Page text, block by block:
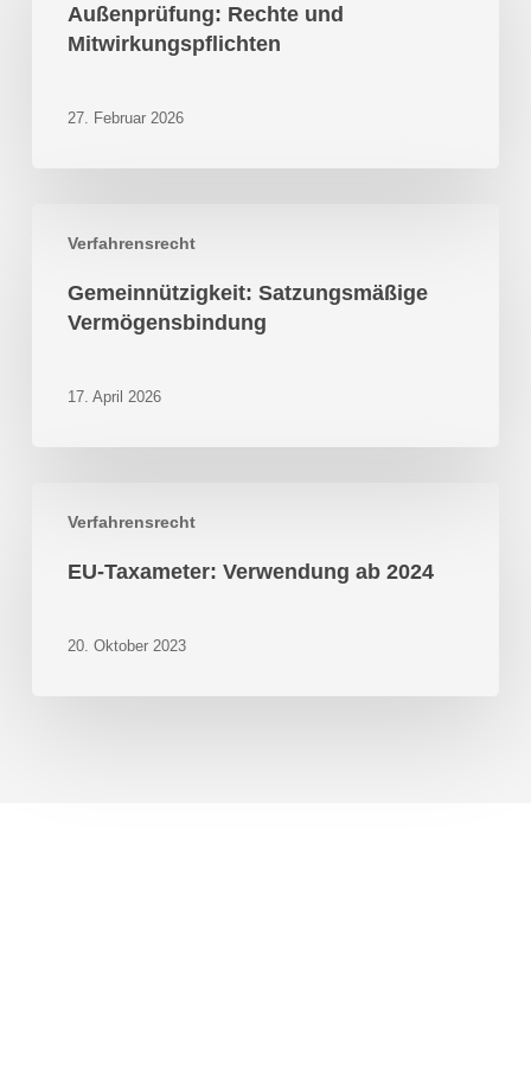
Mitwirkungspflichten
Außenprüfung: Rechte und
Mitwirkungspflichten
27. Februar 2026
Verfahrensrecht
Satzungsmäßige
Gemeinnützigkeit: Satzungsmäßige
Vermögensbindung
17. April 2026
Verfahrensrecht
Taxameter:
EU-Taxameter: Verwendung ab 2024
20. Oktober 2023